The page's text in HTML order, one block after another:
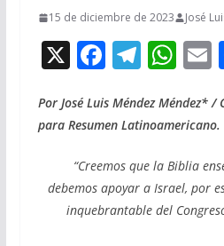
15 de diciembre de 2023 José
X F
e
b
o
o
k
T
e
gr
a
m
W
at
s
A
p
p
l
Por José Luis Méndez Méndez* /
para Resumen Latinoamericano.
“Creemos que la Biblia
debemos apoyar a Israel, por
inquebrantable del